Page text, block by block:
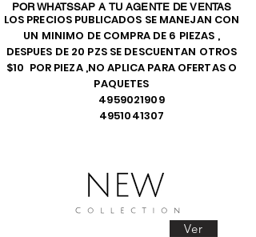
LOS PRECIOS PUBLICADOS SE MANEJAN CON
UN MINIMO DE COMPRA DE 6 PIEZAS ,
DESPUES DE 20 PZS SE DESCUENTAN OTROS
$10 POR PIEZA ,NO APLICA PARA OFERTAS O
PAQUETES
4959021909
4951041307
Ver
POR WHATSSAP A TU AGENTE DE VENTAS